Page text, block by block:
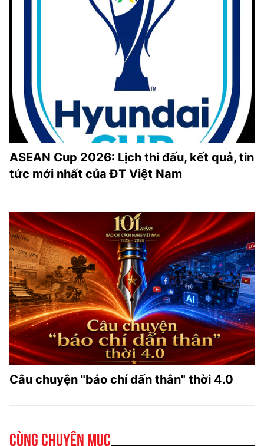
ASEAN Cup 2026: Lịch thi đấu, kết quả, tin
tức mới nhất của ĐT Việt Nam
Câu chuyện "báo chí dấn thân" thời 4.0
Cùng chuyên mục